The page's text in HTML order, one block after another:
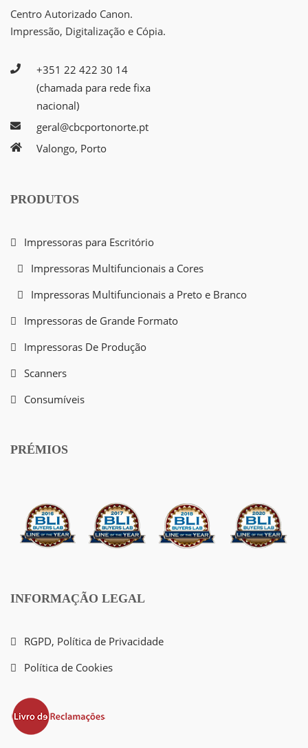
Centro Autorizado Canon.
Impressão, Digitalização e Cópia.
+351 22 422 30 14
(chamada para rede fixa
nacional)
geral@cbcportonorte.pt
Valongo, Porto
PRODUTOS
Impressoras para Escritório
Impressoras Multifuncionais a Cores
Impressoras Multifuncionais a Preto e Branco
Impressoras de Grande Formato
Impressoras De Produção
Scanners
Consumíveis
PRÉMIOS
INFORMAÇÃO LEGAL
RGPD, Política de Privacidade
Política de Cookies